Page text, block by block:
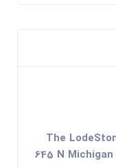
The
645 N Michigan